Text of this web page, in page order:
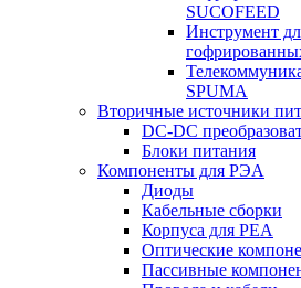
SUCOFEED
Инструмент
SPUMA
Вторичные источники
DC-DC
Блоки питания
Компоненты для РЭА
Диоды
Кабельные сборки
Корпуса для РЕА
Оптические
Пассивные